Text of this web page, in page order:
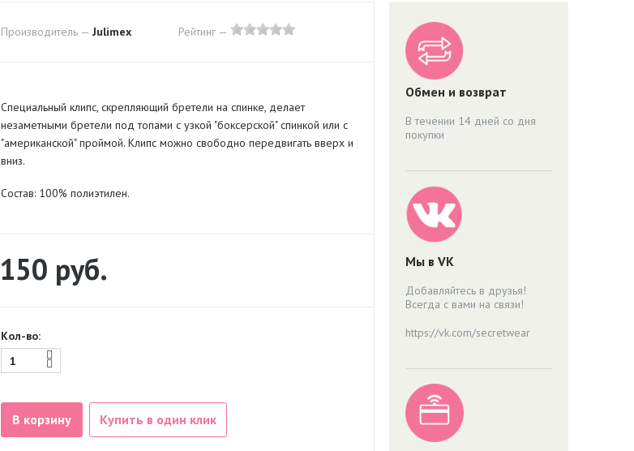
Производитель — Julimex Рейтинг —
Специальный клипс, скрепляющий бретели на спинке, делает
незаметными бретели под топами с узкой "боксерской" спинкой или с
"американской" проймой. Клипс можно свободно передвигать вверх и
вниз.
Состав: 100% полиэтилен.
150 руб.
Кол-во:
В корзину Купить в один клик
Обмен и возврат
В течении 14 дней со дня
покупки
Мы в VK
Добавляйтесь в друзья!
Всегда с вами на связи!
https://vk.com/secretwear